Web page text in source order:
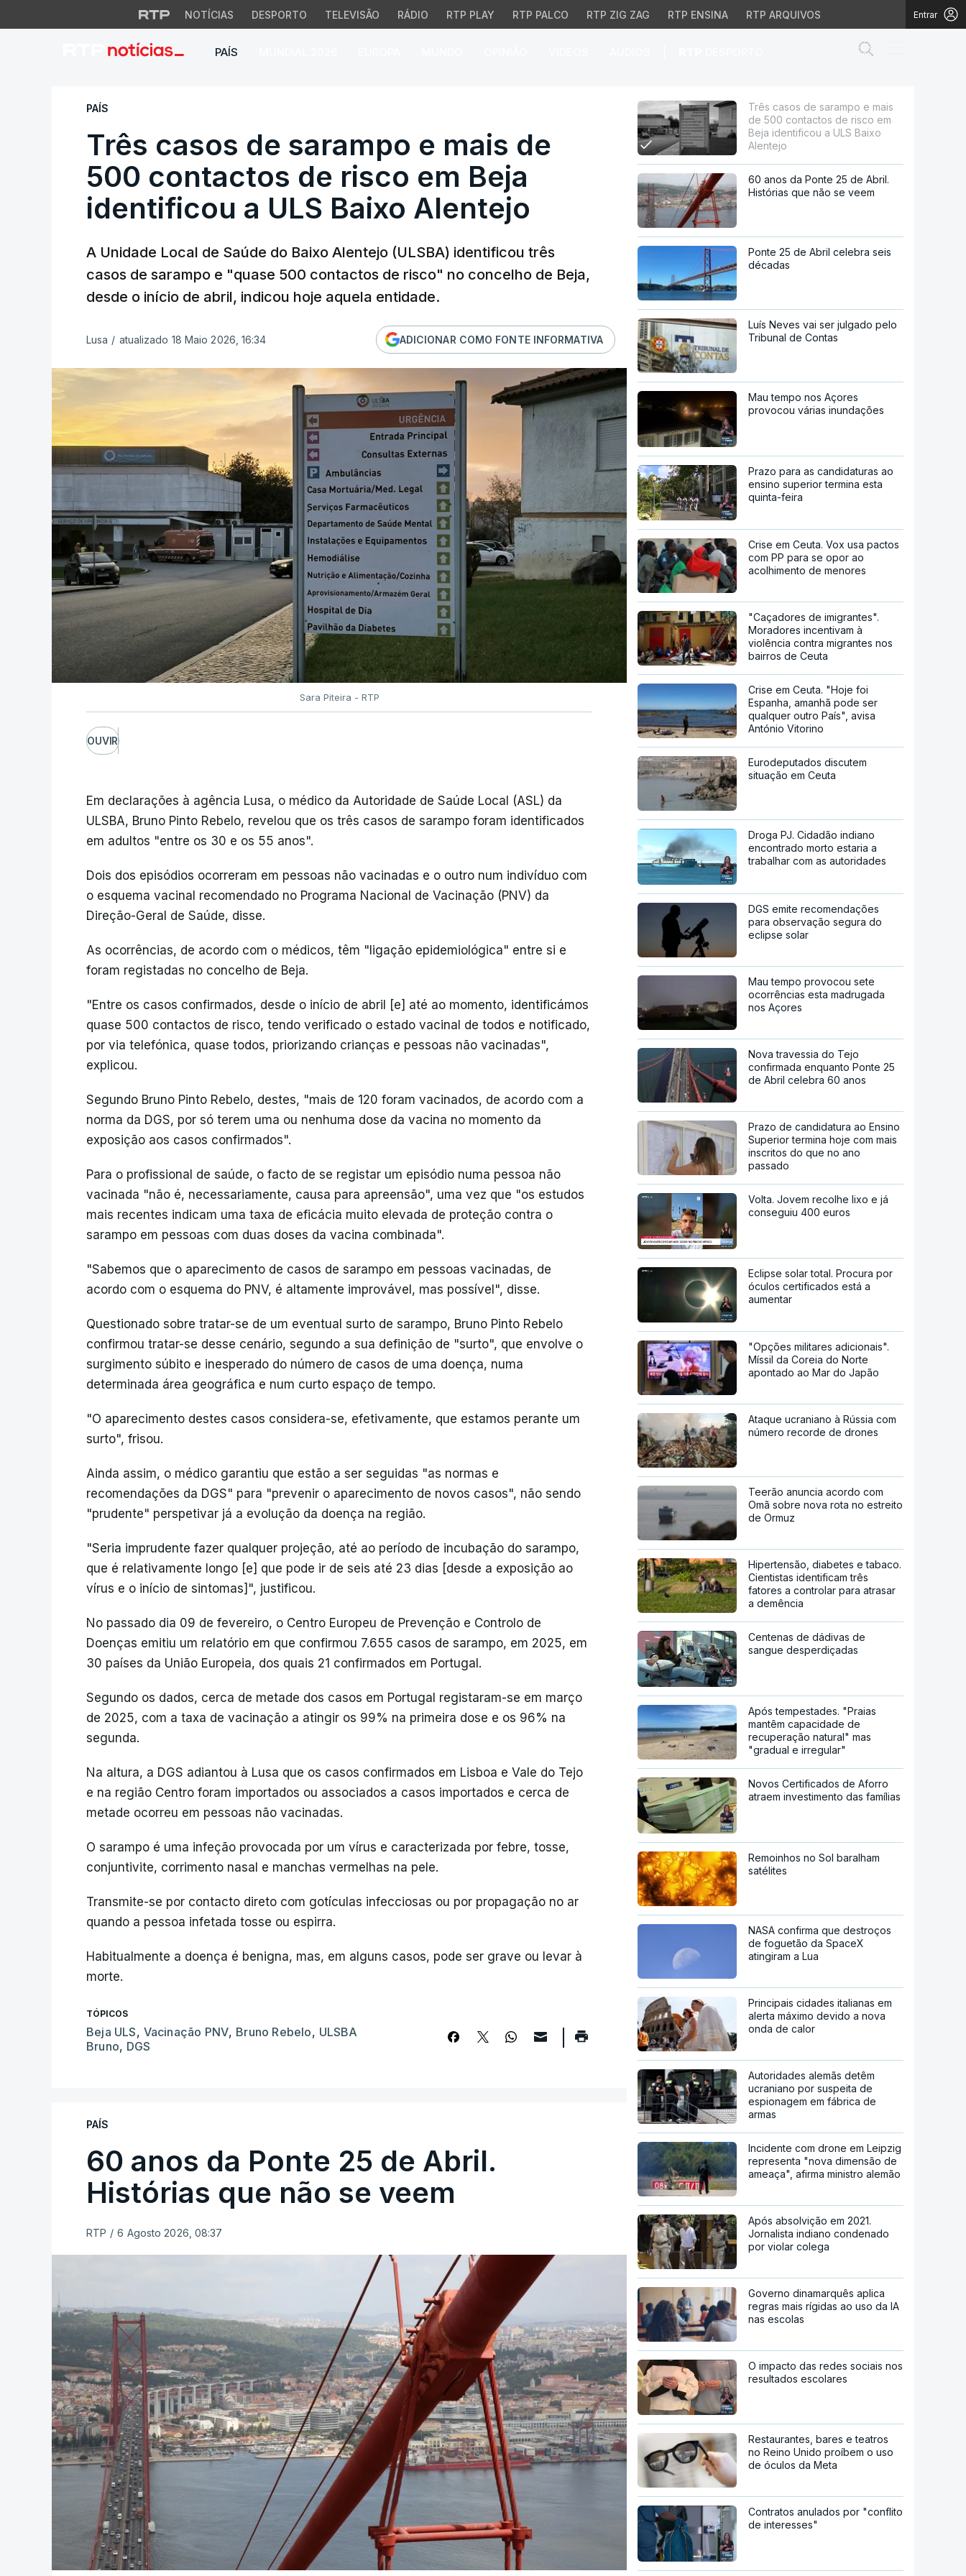
NOTÍCIAS DESPORTO TELEVISÃO RÁDIO RTP PLAY RTP PALCO RTP ZIG ZAG RTP ENSINA RTP ARQUIVOS Entrar
PAÍS
Três casos de sarampo e mais de 500 contactos de risco em
PAÍS
Três casos de sarampo e mais de
500 contactos de risco em Beja
identificou a ULS Baixo Alentejo
A Unidade Local de Saúde do Baixo Alentejo (ULSBA) identificou três
casos de sarampo e "quase 500 contactos de risco" no concelho de Beja,
desde o início de abril, indicou hoje aquela entidade.
Lusa / atualizado 18 Maio 2026, 16:34 ADICIONAR COMO FONTE INFORMATIVA
Sara Piteira - RTP
OUVIR
Em declarações à agência Lusa, o médico da Autoridade de Saúde Local (ASL) da
ULSBA, Bruno Pinto Rebelo, revelou que os três casos de sarampo foram identificados
em adultos "entre os 30 e os 55 anos".
Dois dos episódios ocorreram em pessoas não vacinadas e o outro num indivíduo com
o esquema vacinal recomendado no Programa Nacional de Vacinação (PNV) da
Direção-Geral de Saúde, disse.
As ocorrências, de acordo com o médicos, têm "ligação epidemiológica" entre si e
foram registadas no concelho de Beja.
"Entre os casos confirmados, desde o início de abril [e] até ao momento, identificámos
quase 500 contactos de risco, tendo verificado o estado vacinal de todos e notificado,
por via telefónica, quase todos, priorizando crianças e pessoas não vacinadas",
explicou.
Segundo Bruno Pinto Rebelo, destes, "mais de 120 foram vacinados, de acordo com a
norma da DGS, por só terem uma ou nenhuma dose da vacina no momento da
exposição aos casos confirmados".
Para o profissional de saúde, o facto de se registar um episódio numa pessoa não
vacinada "não é, necessariamente, causa para apreensão", uma vez que "os estudos
mais recentes indicam uma taxa de eficácia muito elevada de proteção contra o
sarampo em pessoas com duas doses da vacina combinada".
"Sabemos que o aparecimento de casos de sarampo em pessoas vacinadas, de
acordo com o esquema do PNV, é altamente improvável, mas possível", disse.
Questionado sobre tratar-se de um eventual surto de sarampo, Bruno Pinto Rebelo
confirmou tratar-se desse cenário, segundo a sua definição de "surto", que envolve o
surgimento súbito e inesperado do número de casos de uma doença, numa
determinada área geográfica e num curto espaço de tempo.
"O aparecimento destes casos considera-se, efetivamente, que estamos perante um
surto", frisou.
Ainda assim, o médico garantiu que estão a ser seguidas "as normas e
recomendações da DGS" para "prevenir o aparecimento de novos casos", não sendo
"prudente" perspetivar já a evolução da doença na região.
"Seria imprudente fazer qualquer projeção, até ao período de incubação do sarampo,
que é relativamente longo [e] que pode ir de seis até 23 dias [desde a exposição ao
vírus e o início de sintomas]", justificou.
No passado dia 09 de fevereiro, o Centro Europeu de Prevenção e Controlo de
Doenças emitiu um relatório em que confirmou 7.655 casos de sarampo, em 2025, em
30 países da União Europeia, dos quais 21 confirmados em Portugal.
Segundo os dados, cerca de metade dos casos em Portugal registaram-se em março
de 2025, com a taxa de vacinação a atingir os 99% na primeira dose e os 96% na
segunda.
Na altura, a DGS adiantou à Lusa que os casos confirmados em Lisboa e Vale do Tejo
e na região Centro foram importados ou associados a casos importados e cerca de
metade ocorreu em pessoas não vacinadas.
O sarampo é uma infeção provocada por um vírus e caracterizada por febre, tosse,
conjuntivite, corrimento nasal e manchas vermelhas na pele.
Transmite-se por contacto direto com gotículas infecciosas ou por propagação no ar
quando a pessoa infetada tosse ou espirra.
Habitualmente a doença é benigna, mas, em alguns casos, pode ser grave ou levar à
morte.
TÓPICOS
Beja ULS, Vacinação PNV, Bruno Rebelo, ULSBA
Bruno, DGS
PAÍS
60 anos da Ponte 25 de Abril.
Histórias que não se veem
RTP / 6 Agosto 2026, 08:37
Três casos de sarampo e mais
de 500 contactos de risco em
Beja identificou a ULS Baixo
Alentejo
60 anos da Ponte 25 de Abril.
Histórias que não se veem
Ponte 25 de Abril celebra seis
décadas
Luís Neves vai ser julgado pelo
Tribunal de Contas
Mau tempo nos Açores
provocou várias inundações
Prazo para as candidaturas ao
ensino superior termina esta
quinta-feira
Crise em Ceuta. Vox usa pactos
com PP para se opor ao
acolhimento de menores
"Caçadores de imigrantes".
Moradores incentivam à
violência contra migrantes nos
bairros de Ceuta
Crise em Ceuta. "Hoje foi
Espanha, amanhã pode ser
qualquer outro País", avisa
António Vitorino
Eurodeputados discutem
situação em Ceuta
Droga PJ. Cidadão indiano
encontrado morto estaria a
trabalhar com as autoridades
DGS emite recomendações
para observação segura do
eclipse solar
Mau tempo provocou sete
ocorrências esta madrugada
nos Açores
Nova travessia do Tejo
confirmada enquanto Ponte 25
de Abril celebra 60 anos
Prazo de candidatura ao Ensino
Superior termina hoje com mais
inscritos do que no ano
passado
Volta. Jovem recolhe lixo e já
conseguiu 400 euros
Eclipse solar total. Procura por
óculos certificados está a
aumentar
"Opções militares adicionais".
Míssil da Coreia do Norte
apontado ao Mar do Japão
Ataque ucraniano à Rússia com
número recorde de drones
Teerão anuncia acordo com
Omã sobre nova rota no estreito
de Ormuz
Hipertensão, diabetes e tabaco.
Cientistas identificam três
fatores a controlar para atrasar
a demência
Centenas de dádivas de
sangue desperdiçadas
Após tempestades. "Praias
mantêm capacidade de
recuperação natural" mas
"gradual e irregular"
Novos Certificados de Aforro
atraem investimento das famílias
Remoinhos no Sol baralham
satélites
NASA confirma que destroços
de foguetão da SpaceX
atingiram a Lua
Principais cidades italianas em
alerta máximo devido a nova
onda de calor
Autoridades alemãs detêm
ucraniano por suspeita de
espionagem em fábrica de
armas
Incidente com drone em Leipzig
representa "nova dimensão de
ameaça", afirma ministro alemão
Após absolvição em 2021.
Jornalista indiano condenado
por violar colega
Governo dinamarquês aplica
regras mais rígidas ao uso da IA
nas escolas
O impacto das redes sociais nos
resultados escolares
Restaurantes, bares e teatros
no Reino Unido proíbem o uso
de óculos da Meta
Contratos anulados por "conflito
de interesses"